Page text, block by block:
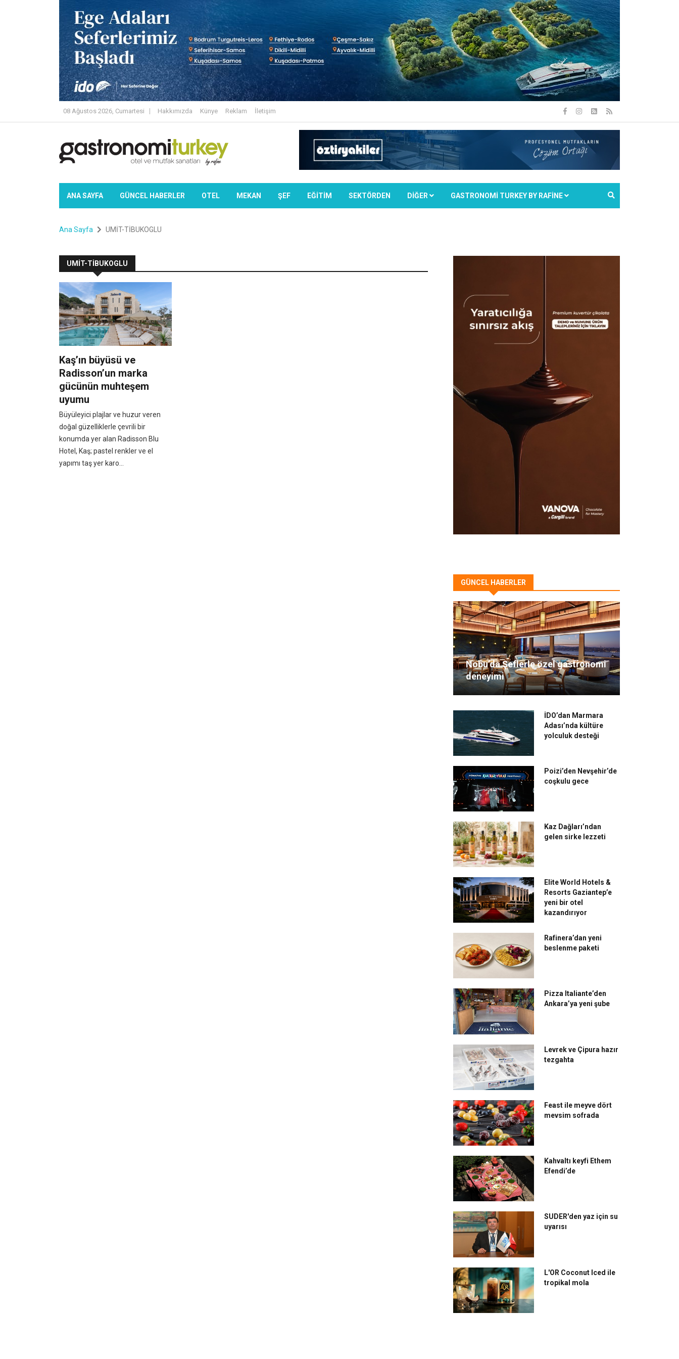
08 Ağustos 2026, Cumartesi Hakkımızda Künye Reklam İletişim
ANA SAYFA GÜNCEL HABERLER OTEL MEKAN ŞEF EĞİTİM SEKTÖRDEN DIĞER GASTRONOMİ TURKEY BY RAFİNE
Ana Sayfa UMİT-TİBUKOGLU
UMİT-TİBUKOGLU
Kaş’ın büyüsü ve
Radisson’un marka
gücünün muhteşem
uyumu
Büyüleyici plajlar ve huzur veren
doğal güzelliklerle çevrili bir
konumda yer alan Radisson Blu
Hotel, Kaş; pastel renkler ve el
yapımı taş yer karo...
GÜNCEL HABERLER
Nobu’da Şeflerle özel gastronomi
deneyimi
İDO’dan Marmara
Adası’nda kültüre
yolculuk desteği
Poizi’den Nevşehir’de
coşkulu gece
Kaz Dağları’ndan
gelen sirke lezzeti
Elite World Hotels &
Resorts Gaziantep’e
yeni bir otel
kazandırıyor
Rafinera’dan yeni
beslenme paketi
Pizza Italiante’den
Ankara’ya yeni şube
Levrek ve Çipura hazır
tezgahta
Feast ile meyve dört
mevsim sofrada
Kahvaltı keyfi Ethem
Efendi’de
SUDER'den yaz için su
uyarısı
L'OR Coconut Iced ile
tropikal mola